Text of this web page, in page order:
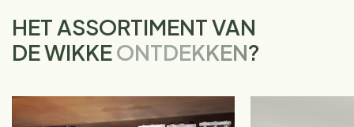
HET ASSORTIMENT VAN
DE WIKKEONTDEKKEN?